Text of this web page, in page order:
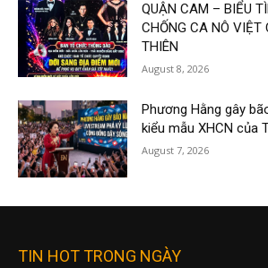
QUẬN CAM – BIỂU
CHỐNG CA NÔ VIỆT
THIÊN
August 8, 2026
Phương Hằng gây
kiểu mẫu XHCN của
August 7, 2026
TIN HOT TRONG NGÀY